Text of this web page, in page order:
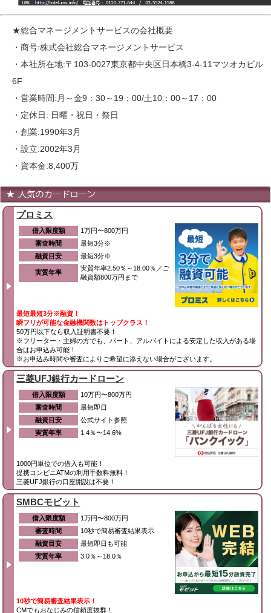
★総合マネージメントサービスの会社概要
・商号:株式会社総合マネージメントサービス
・本社所在地:〒103-0027東京都中央区日本橋3-4-11マツオカビル
6F
・営業時間:月～金9：30～19：00/土10：00～17：00
・定休日: 日曜・祝日・祭日
・創業:1990年3月
・設立:2002年3月
・資本金:8,400万
プロミス
借入限度額
1万円〜800万円
審査時間
最短3分※
融資目安
最短3分※
実質年率
実質年率2.50％～18.00％／ご
融資額800万円まで
最短最短3分※融資！
瞬フリが可能な金融機関数はトップクラス！
50万円以下なら収入証明書不要！
※フリーター・主婦の方でも、パート、アルバイトによる安定した収入がある場
合はお申込み可能！
※お申込み時間や審査によりご希望に添えない場合がございます。
三菱UFJ銀行カードローン
借入限度額
10万円〜800万円
審査時間
最短即日
融資目安
公式サイト参照
実質年率
1.4％〜14.6%
1000円単位での借入も可能！
提携コンビニATMの利用手数料無料！
三菱UFJ銀行の口座開設は不要！
SMBCモビット
借入限度額
1万円〜800万円
審査時間
10秒で簡易審査結果表示
融資目安
最短即日も可能
実質年率
3.0％～18.0％
10秒で簡易審査結果表示！
CMでもおなじみの信頼度抜群！